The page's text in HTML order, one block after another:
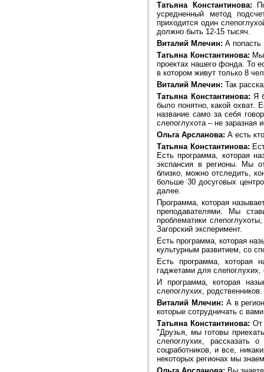
Татьяна Константинова:
усредненный метод
приходится один
должно быть 12-15 тысяч.
Виталий Млечин: А попасть
Татьяна Константинова: Мы
проектах нашего фонда. То
в котором живут только 8
Виталий Млечин: Так
Татьяна Константинова: Я
было понятно, какой охват.
название само за себя
слепоглухота – не заразная
Ольга Арсланова: А есть
Татьяна Константинова:
Есть программа, которая
экспансия в регионы. Мы
близко, можно отследить,
больше 30 досуговых
далее.
Программа, которая
преподавателями. Мы
проблематики
Загорский эксперимент.
Есть программа, которая
культурным развитием, со
Есть программа, которая
гаджетами для
И программа, которая
слепоглухих, родственников.
Виталий Млечин: А в
которые сотрудничать с
Татьяна Константинова: От
"Друзья, мы готовы
слепоглухих, рассказать
соцработников, и все,
некоторых регионах мы